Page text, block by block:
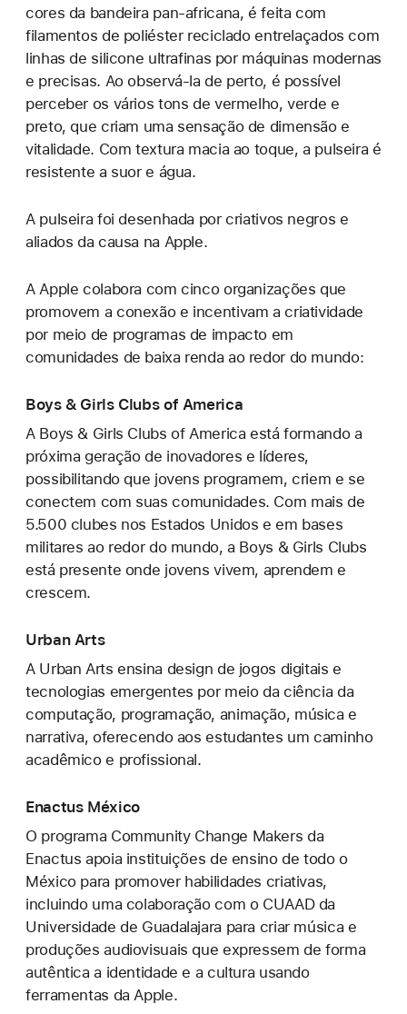
cores da bandeira pan-africana, é feita com
filamentos de poliéster reciclado entrelaçados com
linhas de silicone ultrafinas por máquinas modernas
e precisas. Ao observá-la de perto, é possível
perceber os vários tons de vermelho, verde e
preto, que criam uma sensação de dimensão e
vitalidade. Com textura macia ao toque, a pulseira é
resistente a suor e água.
A pulseira foi desenhada por criativos negros e
aliados da causa na Apple.
A Apple colabora com cinco organizações que
promovem a conexão e incentivam a criatividade
por meio de programas de impacto em
comunidades de baixa renda ao redor do mundo:
Boys & Girls Clubs of America
A Boys & Girls Clubs of America está formando a
próxima geração de inovadores e líderes,
possibilitando que jovens programem, criem e se
conectem com suas comunidades. Com mais de
5.500 clubes nos Estados Unidos e em bases
militares ao redor do mundo, a Boys & Girls Clubs
está presente onde jovens vivem, aprendem e
crescem.
Urban Arts
A Urban Arts ensina design de jogos digitais e
tecnologias emergentes por meio da ciência da
computação, programação, animação, música e
narrativa, oferecendo aos estudantes um caminho
acadêmico e profissional.
Enactus México
O programa Community Change Makers da
Enactus apoia instituições de ensino de todo o
México para promover habilidades criativas,
incluindo uma colaboração com o CUAAD da
Universidade de Guadalajara para criar música e
produções audiovisuais que expressem de forma
autêntica a identidade e a cultura usando
ferramentas da Apple.